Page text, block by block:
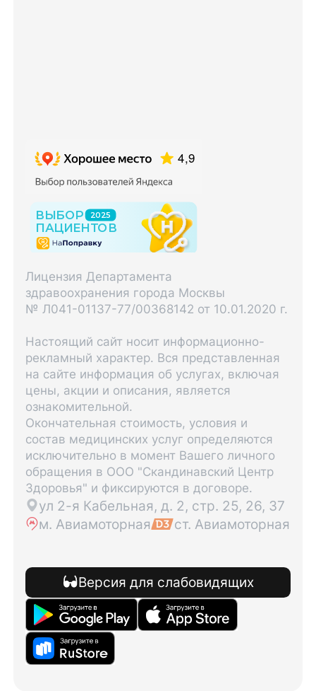
Лицензия Департамента
здравоохранения города Москвы
№ Л041-01137-77/00368142 от 10.01.2020 г.
Настоящий сайт носит информационно-
рекламный характер. Вся представленная
на сайте информация об услугах, включая
цены, акции и описания, является
ознакомительной.
Окончательная стоимость, условия и
состав медицинских услуг определяются
исключительно в момент Вашего личного
обращения в ООО "Скандинавский Центр
Здоровья" и фиксируются в договоре.
ул 2-я Кабельная, д. 2, стр. 25, 26, 37
м. Авиамоторная
ст. Авиамоторная
Версия для слабовидящих